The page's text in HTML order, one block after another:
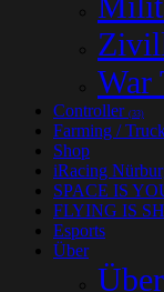
War
Controller (33)
Farming /
Shop
iRacing
SPACE IS
FLYING IS
Esports
Über
Über